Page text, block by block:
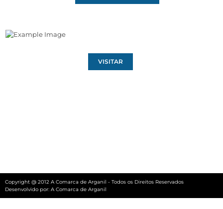
VISITAR
Copyright @ 2012 A Comarca de Arganil - Todos os Direitos Reservados
Desenvolvido por: A Comarca de Arganil